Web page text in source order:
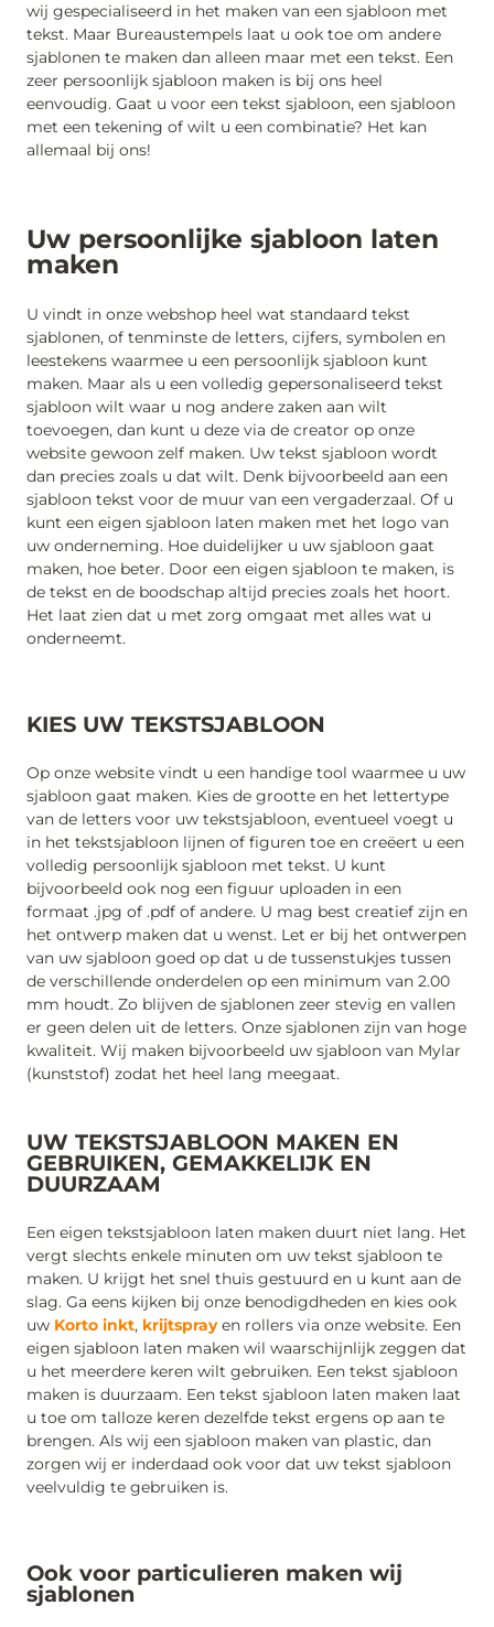
wij gespecialiseerd in het maken van een sjabloon met
tekst. Maar Bureaustempels laat u ook toe om andere
sjablonen te maken dan alleen maar met een tekst. Een
zeer persoonlijk sjabloon maken is bij ons heel
eenvoudig. Gaat u voor een tekst sjabloon, een sjabloon
met een tekening of wilt u een combinatie? Het kan
allemaal bij ons!
Uw persoonlijke sjabloon laten
maken
U vindt in onze webshop heel wat standaard tekst
sjablonen, of tenminste de letters, cijfers, symbolen en
leestekens waarmee u een persoonlijk sjabloon kunt
maken. Maar als u een volledig gepersonaliseerd tekst
sjabloon wilt waar u nog andere zaken aan wilt
toevoegen, dan kunt u deze via de creator op onze
website gewoon zelf maken. Uw tekst sjabloon wordt
dan precies zoals u dat wilt. Denk bijvoorbeeld aan een
sjabloon tekst voor de muur van een vergaderzaal. Of u
kunt een eigen sjabloon laten maken met het logo van
uw onderneming. Hoe duidelijker u uw sjabloon gaat
maken, hoe beter. Door een eigen sjabloon te maken, is
de tekst en de boodschap altijd precies zoals het hoort.
Het laat zien dat u met zorg omgaat met alles wat u
onderneemt.
KIES UW TEKSTSJABLOON
Op onze website vindt u een handige tool waarmee u uw
sjabloon gaat maken. Kies de grootte en het lettertype
van de letters voor uw tekstsjabloon, eventueel voegt u
in het tekstsjabloon lijnen of figuren toe en creëert u een
volledig persoonlijk sjabloon met tekst. U kunt
bijvoorbeeld ook nog een figuur uploaden in een
formaat .jpg of .pdf of andere. U mag best creatief zijn en
het ontwerp maken dat u wenst. Let er bij het ontwerpen
van uw sjabloon goed op dat u de tussenstukjes tussen
de verschillende onderdelen op een minimum van 2.00
mm houdt. Zo blijven de sjablonen zeer stevig en vallen
er geen delen uit de letters. Onze sjablonen zijn van hoge
kwaliteit. Wij maken bijvoorbeeld uw sjabloon van Mylar
(kunststof) zodat het heel lang meegaat.
UW TEKSTSJABLOON MAKEN EN
GEBRUIKEN, GEMAKKELIJK EN
DUURZAAM
Een eigen tekstsjabloon laten maken duurt niet lang. Het
vergt slechts enkele minuten om uw tekst sjabloon te
maken. U krijgt het snel thuis gestuurd en u kunt aan de
slag. Ga eens kijken bij onze benodigdheden en kies ook
uw Korto inkt, krijtsprayen rollers via onze website. Een
eigen sjabloon laten maken wil waarschijnlijk zeggen dat
u het meerdere keren wilt gebruiken. Een tekst sjabloon
maken is duurzaam. Een tekst sjabloon laten maken laat
u toe om talloze keren dezelfde tekst ergens op aan te
brengen. Als wij een sjabloon maken van plastic, dan
zorgen wij er inderdaad ook voor dat uw tekst sjabloon
veelvuldig te gebruiken is.
Ook voor particulieren maken wij
sjablonen